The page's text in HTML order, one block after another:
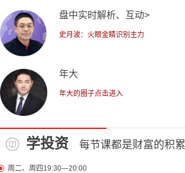
盘中实时解析、互动>
史月波：火眼金睛识别主力
年大
年大的圈子点击进入
学投资 每节课都是财富的积累
周二、周四19:30—20:00